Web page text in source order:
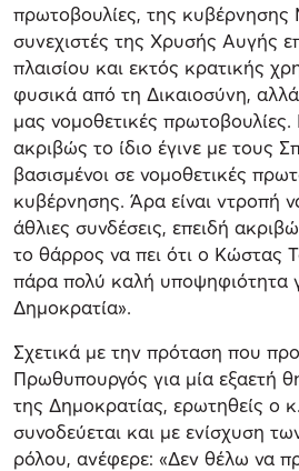
πρωτοβουλίες, της κυβέρνησης
συνεχιστές της Χρυσής Αυγής
πλαισίου και εκτός κρατικής
φυσικά από τη Δικαιοσύνη, αλλά
μας νομοθετικές πρωτοβουλίες.
ακριβώς το ίδιο έγινε με τους
βασισμένοι σε νομοθετικές
κυβέρνησης. Άρα είναι ντροπή
άθλιες συνδέσεις, επειδή
το θάρρος να πει ότι ο Κώστας
πάρα πολύ καλή υποψηφιότητα
Δημοκρατία».
Σχετικά με την πρόταση που
Πρωθυπουργός για μία εξαετή
της Δημοκρατίας, ερωτηθείς ο
συνοδεύεται και με ενίσχυση
ρόλου, ανέφερε: «Δεν θέλω να